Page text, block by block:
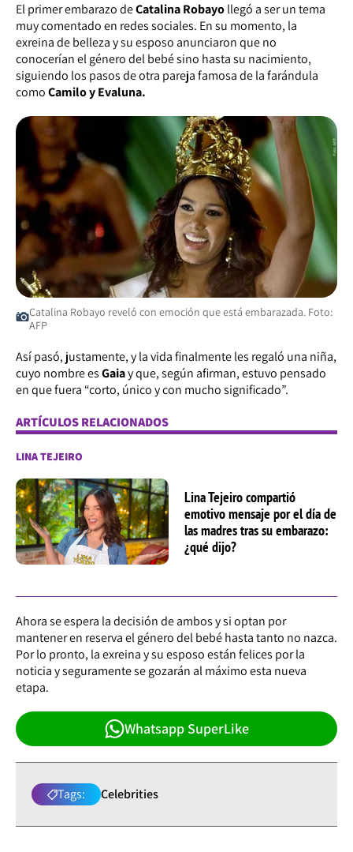
El primer embarazo deCatalina Robayollegó a ser un tema
muy comentado en redes sociales. En su momento, la
exreina de belleza y su esposo anunciaron que no
conocerían el género del bebé sino hasta su nacimiento,
siguiendo los pasos de otra pareja famosa de la farándula
comoCamilo y Evaluna.
Catalina Robayo reveló con emoción que está embarazada. Foto:
AFP
Así pasó, justamente, y la vida finalmente les regaló una niña,
cuyo nombre esGaiay que, según afirman, estuvo pensado
en que fuera “corto, único y con mucho significado”.
ARTÍCULOS RELACIONADOS
LINA TEJEIRO
Lina Tejeiro compartió
emotivo mensaje por el día de
las madres tras su embarazo:
¿qué dijo?
Ahora se espera la decisión de ambos y si optan por
mantener en reserva el género del bebé hasta tanto no nazca.
Por lo pronto, la exreina y su esposo están felices por la
noticia y seguramente se gozarán al máximo esta nueva
etapa.
Whatsapp SuperLike
Tags: Celebrities